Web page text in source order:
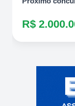
R$